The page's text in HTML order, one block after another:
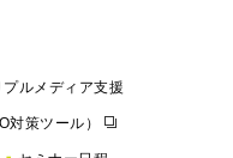
プルメディア支援
対策ツール）